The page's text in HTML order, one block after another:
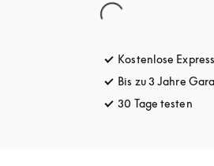
Kostenlose
Bis zu 3 Jahre
30 Tage testen